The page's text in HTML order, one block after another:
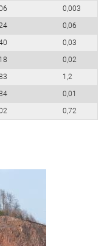
0,003
0,06
0,03
0,02
1,2
0,01
0,72